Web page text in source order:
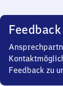
Feedback zu